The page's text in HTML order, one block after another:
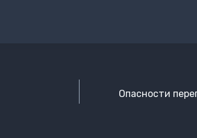
Опасности